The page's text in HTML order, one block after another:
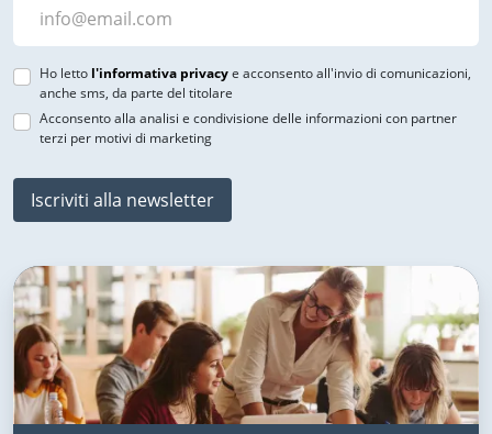
Ho letto l'informativa privacye acconsento all'invio di comunicazioni,
anche sms, da parte del titolare
Acconsento alla analisi e condivisione delle informazioni con partner
terzi per motivi di marketing
Iscriviti alla newsletter